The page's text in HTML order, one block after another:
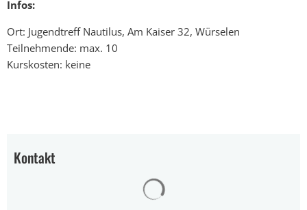
Infos:
Ort: Jugendtreff Nautilus, Am Kaiser 32, Würselen
Teilnehmende: max. 10
Kurskosten: keine
Kontakt